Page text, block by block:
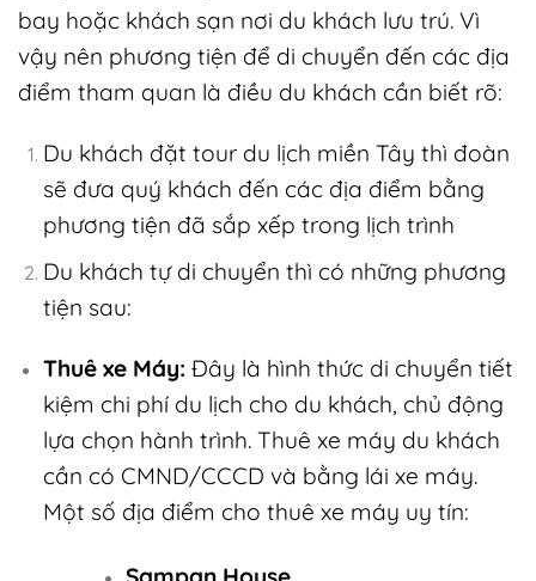
bay hoặc khách sạn nơi du khách lưu trú. Vì
vậy nên phương tiện để di chuyển đến các địa
điểm tham quan là điều du khách cần biết rõ:
Du khách đặt tour du lịch miền Tây thì đoàn
sẽ đưa quý khách đến các địa điểm bằng
phương tiện đã sắp xếp trong lịch trình
Du khách tự di chuyển thì có những phương
tiện sau:
Thuê xe Máy: Đây là hình thức di chuyển tiết
kiệm chi phí du lịch cho du khách, chủ động
lựa chọn hành trình. Thuê xe máy du khách
cần có CMND/CCCD và bằng lái xe máy.
Một số địa điểm cho thuê xe máy uy tín: